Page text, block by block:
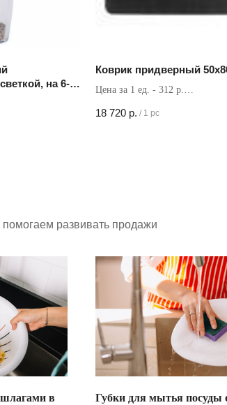
на 6-и
Коврик придверный
Цена за 1 ед. - 312 р.
18 720 р. / 1 pc
развивать продажи
в
Губки для мытья посуды